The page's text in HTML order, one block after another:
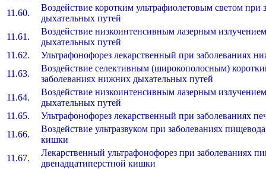
11.60.
Воздействие коротким ультрафиолетовым светом при
дыхательных путей
11.61.
Воздействие низкоинтенсивным лазерным
дыхательных путей
11.62.
Ультрафонофорез лекарственный при заболеваниях
11.63.
Воздействие селективным (широкополосным)
заболеваниях нижних дыхательных путей
11.64.
Воздействие низкоинтенсивным лазерным
дыхательных путей
11.65.
Ультрафонофорез лекарственный при заболеваниях
11.66.
Воздействие ультразвуком при заболеваниях
кишки
11.67.
Лекарственный ультрафонофорез при заболеваниях
двенадцатиперстной кишки